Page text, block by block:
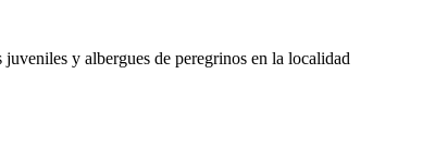
y albergues de peregrinos en la localidad